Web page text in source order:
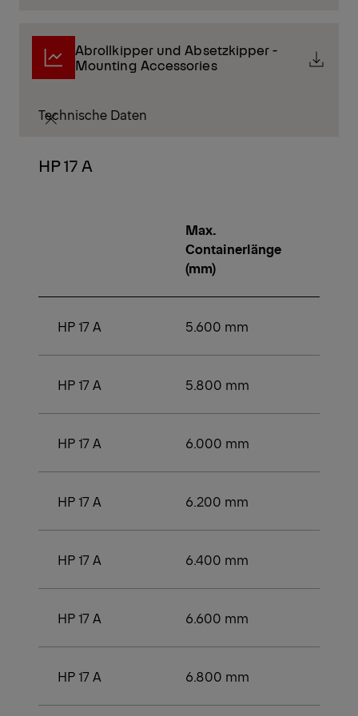
Abrollkipper und Absetzkipper -
Mounting Accessories
Technische Daten
HP 17 A
Max.
Containerlänge
(mm)
HP 17 A 5.600 mm
HP 17 A 5.800 mm
HP 17 A 6.000 mm
HP 17 A 6.200 mm
HP 17 A 6.400 mm
HP 17 A 6.600 mm
HP 17 A 6.800 mm